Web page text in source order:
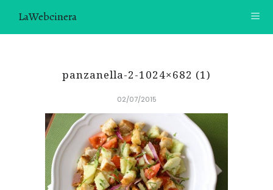
LaWebcinera
VIDEORECETAS
CONTACTO
SOBRE MÍ
¿TE GUSTARÍA UNIRTE A NUESTRA AVENTURA GASTRON
ÓMICA?
panzanella-2-1024×682 (1)
02/07/2015